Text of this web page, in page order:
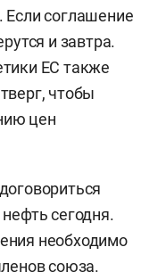
Если соглашение
и завтра.
ЕС также
чтобы
цен
сегодня.
необходимо
союза.